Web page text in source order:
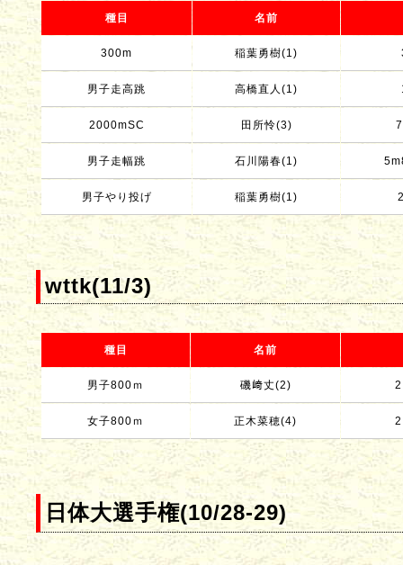
種目 名前
300m 稲葉勇樹(1)
男子走高跳 高橋直人(1)
2000mSC 田所怜(3)
男子走幅跳 石川陽春(1)
男子やり投げ 稲葉勇樹(1)
wttk(11/3)
種目 名前
男子800ｍ 磯﨑丈(2)
女子800ｍ 正木菜穂(4)
日体大選手権(10/28-29)